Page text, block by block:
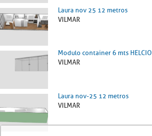
Laura nov 25 12 metros
VILMAR
Modulo container 6 mts HELCIO
VILMAR
Laura nov-25 12 metros
VILMAR